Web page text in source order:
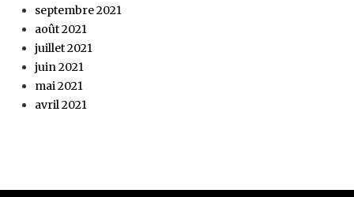
septembre 2021
août 2021
juillet 2021
juin 2021
mai 2021
avril 2021